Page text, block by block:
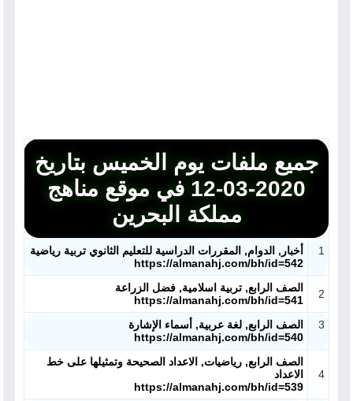
جميع ملفات يوم الخميس بتاريخ
2020-03-12 في موقع مناهج
مملكة البحرين
1
أخبار, الدوام, المقررات الدراسية للتعليم الثانوي تربية رياضية
https://almanahj.com/bh/id=542
2
الصف الرابع, تربية اسلامية, فضل الزراعة
https://almanahj.com/bh/id=541
3
الصف الرابع, لغة عربية, أسماء الإشارة
https://almanahj.com/bh/id=540
4
الصف الرابع, رياضيات, الاعداد الصحيحة وتمثيلها على خط
الاعداد
https://almanahj.com/bh/id=539